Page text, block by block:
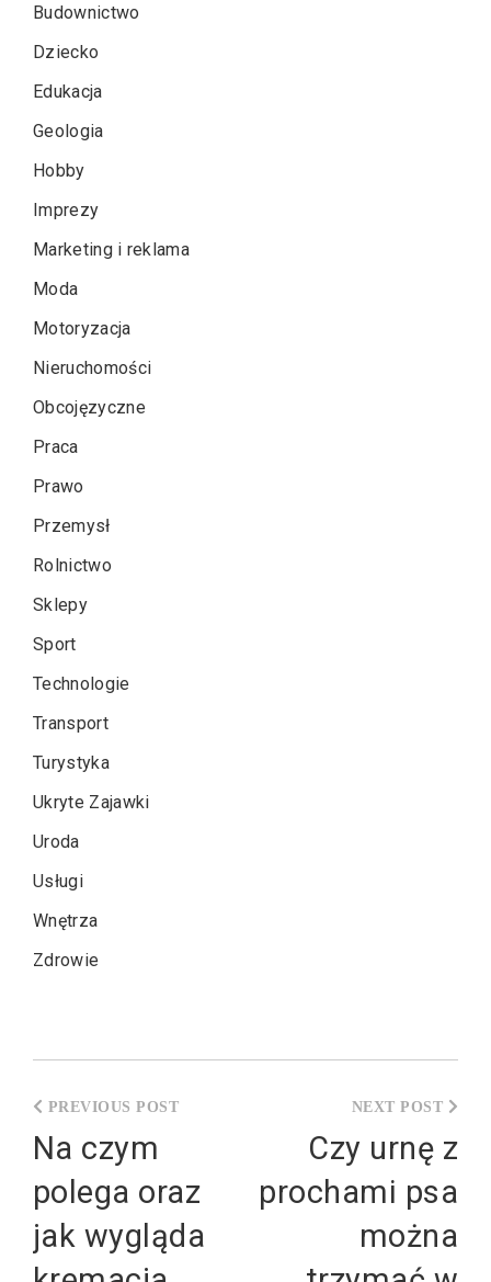
Budownictwo
Dziecko
Edukacja
Geologia
Hobby
Imprezy
Marketing i reklama
Moda
Motoryzacja
Nieruchomości
Obcojęzyczne
Praca
Prawo
Przemysł
Rolnictwo
Sklepy
Sport
Technologie
Transport
Turystyka
Ukryte Zajawki
Uroda
Usługi
Wnętrza
Zdrowie
wpisu
Na czym
polega oraz
jak wygląda
Czy urnę z
prochami psa
można